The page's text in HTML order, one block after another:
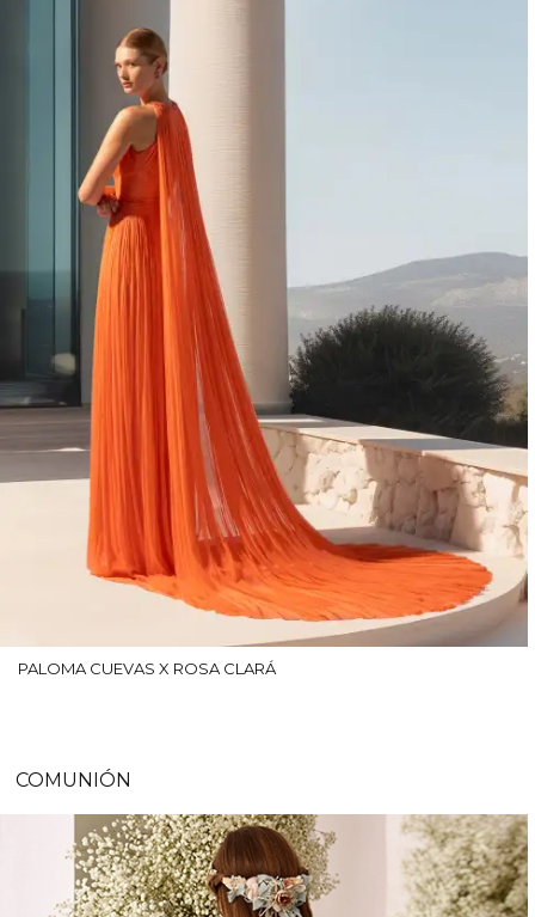
PALOMA CUEVAS X ROSA CLARÁ
COMUNIÓN